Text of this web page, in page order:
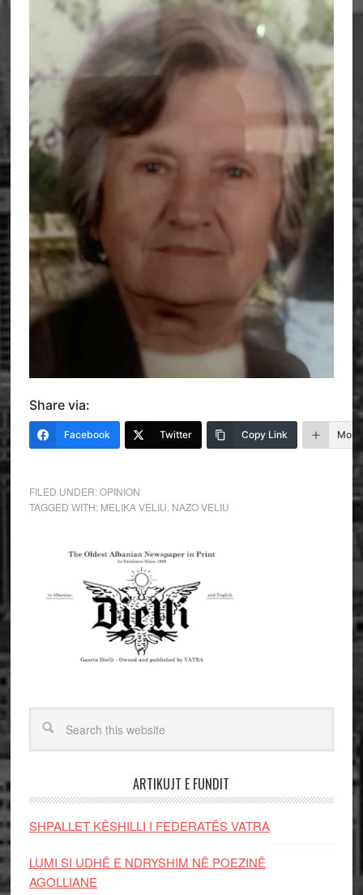
Share via:
Facebook Twitter Copy Link More
FILED UNDER:OPINION
TAGGED WITH: MELIKA VELIU NAZO VELIU
ARTIKUJT E FUNDIT
SHPALLET KËSHILLI I FEDERATËS VATRA
LUMI SI UDHË E NDRYSHIM NË POEZINË
AGOLLIANE